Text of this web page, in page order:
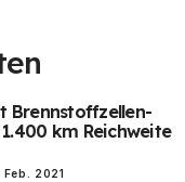
Brennstoffzellen-
km Reichweite
Feb. 2021